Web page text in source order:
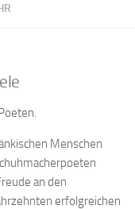
Menschen
an den
erfolgreichen